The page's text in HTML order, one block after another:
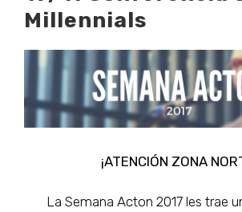
Millennials
más
grande
¡ATENCIÓN ZONA
La Semana Acton 2017 les trae